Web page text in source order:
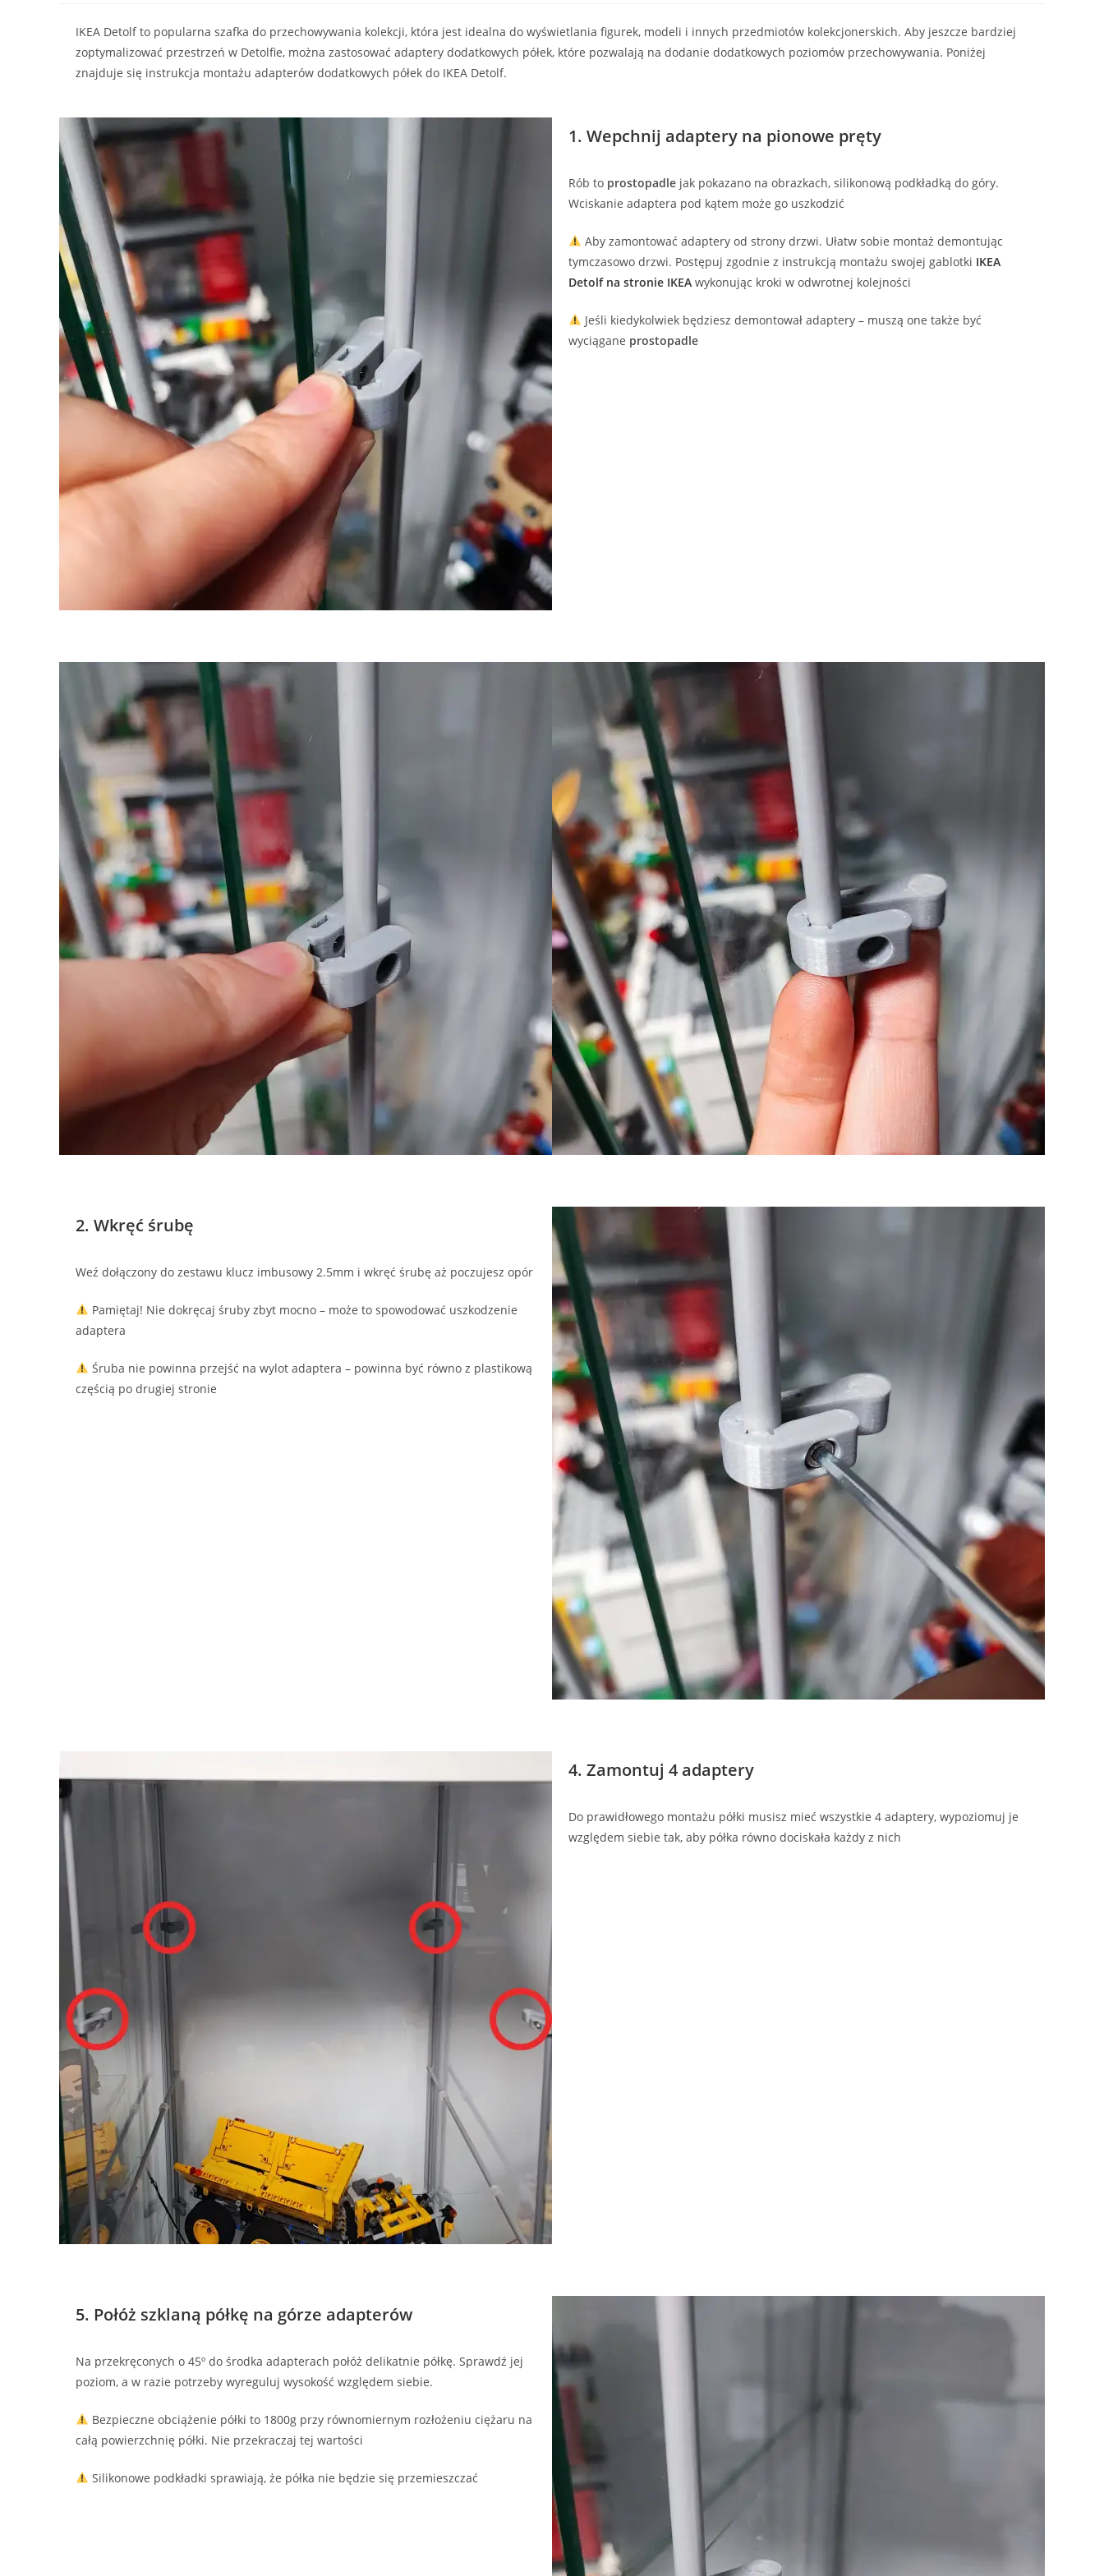
IKEA Detolf to popularna szafka do przechowywania kolekcji, która jest idealna do wyświetlania figurek, modeli i innych przedmiotów kolekcjonerskich. Aby jeszcze bardziej
zoptymalizować przestrzeń w Detolfie, można zastosować adaptery dodatkowych półek, które pozwalają na dodanie dodatkowych poziomów przechowywania. Poniżej
znajduje się instrukcja montażu adapterów dodatkowych półek do IKEA Detolf.
1. Wepchnij adaptery na pionowe pręty
Rób to prostopadle jak pokazano na obrazkach, silikonową podkładką do góry.
Wciskanie adaptera pod kątem może go uszkodzić
Aby zamontować adaptery od strony drzwi. Ułatw sobie montaż demontując
tymczasowo drzwi. Postępuj zgodnie z instrukcją montażu swojej gablotki IKEA
Detolf na stronie IKEA wykonując kroki w odwrotnej kolejności
Jeśli kiedykolwiek będziesz demontował adaptery – muszą one także być
wyciągane prostopadle
2. Wkręć śrubę
Weź dołączony do zestawu klucz imbusowy 2.5mm i wkręć śrubę aż poczujesz opór
Pamiętaj! Nie dokręcaj śruby zbyt mocno – może to spowodować uszkodzenie
adaptera
Śruba nie powinna przejść na wylot adaptera – powinna być równo z plastikową
częścią po drugiej stronie
4. Zamontuj 4 adaptery
Do prawidłowego montażu półki musisz mieć wszystkie 4 adaptery, wypoziomuj je
względem siebie tak, aby półka równo dociskała każdy z nich
5. Połóż szklaną półkę na górze adapterów
Na przekręconych o 45º do środka adapterach połóż delikatnie półkę. Sprawdź jej
poziom, a w razie potrzeby wyreguluj wysokość względem siebie.
Bezpieczne obciążenie półki to 1800g przy równomiernym rozłożeniu ciężaru na
całą powierzchnię półki. Nie przekraczaj tej wartości
Silikonowe podkładki sprawiają, że półka nie będzie się przemieszczać